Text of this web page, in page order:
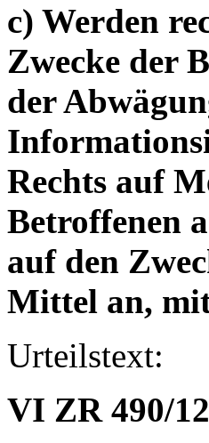
c) Werden
Zwecke der
der
Rechts auf
Betroffenen
auf den
Mittel an,
Urteilstext:
VI ZR 490/12